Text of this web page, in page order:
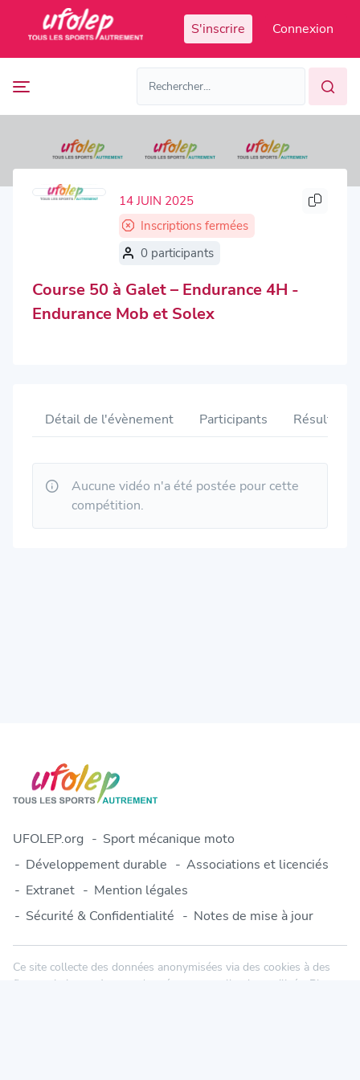
S'inscrire Connexion
manifestations
organisateur
Détail de l'évènement Participants Résultats
Aucune vidéo n'a été postée pour cette
compétition.
14 JUIN 2025
Inscriptions fermées
0 participants
Course 50 à Galet – Endurance 4H -
Endurance Mob et Solex
UFOLEP.org
Sport mécanique moto
Développement durable
Associations et licenciés
Extranet
Mention légales
Sécurité & Confidentialité
Notes de mise à jour
Ce site collecte des données anonymisées via des cookies à des
fins statistiques. Aucune donnée personnelle n'est utilisée. Plus
Panneau de gestion des cookies